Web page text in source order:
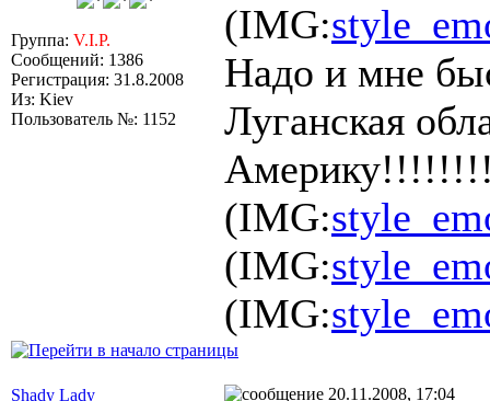
Группа: V.I.P.
Сообщений: 1386
Регистрация: 31.8.2008
Из: Kiev
Пользователь №: 1152
(IMG:
Надо и мне
Луганская
(IMG:
(IMG:
(IMG:
Shady Lady 20.11.2008, 17:04